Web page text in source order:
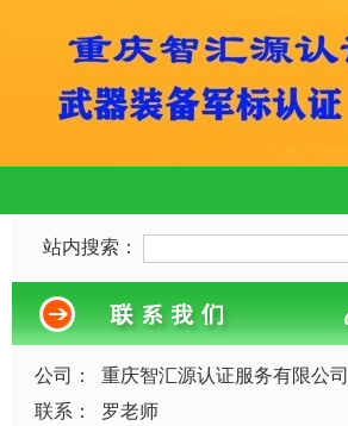
站内搜索：
公司：
重庆智汇源认证服务有限公司
联系：
罗老师